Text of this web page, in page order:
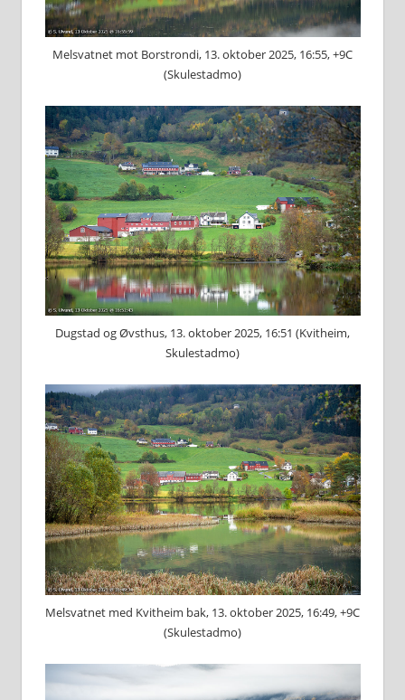
Melsvatnet mot Borstrondi, 13. oktober 2025, 16:55, +9C
(Skulestadmo)
Dugstad og Øvsthus, 13. oktober 2025, 16:51 (Kvitheim,
Skulestadmo)
Melsvatnet med Kvitheim bak, 13. oktober 2025, 16:49, +9C
(Skulestadmo)